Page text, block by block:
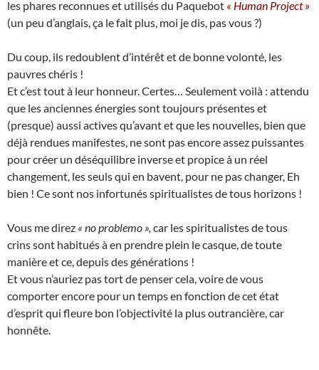
les phares reconnues et utilisés du Paquebot « Human Project »
(un peu d’anglais, ça le fait plus, moi je dis, pas vous ?)
Du coup, ils redoublent d’intérêt et de bonne volonté, les
pauvres chéris !
Et c’est tout à leur honneur. Certes… Seulement voilà : attendu
que les anciennes énergies sont toujours présentes et
(presque) aussi actives qu’avant et que les nouvelles, bien que
déjà rendues manifestes, ne sont pas encore assez puissantes
pour créer un déséquilibre inverse et propice à un réel
changement, les seuls qui en bavent, pour ne pas changer, Eh
bien ! Ce sont nos infortunés spiritualistes de tous horizons !
Vous me direz « no problemo », car les spiritualistes de tous
crins sont habitués à en prendre plein le casque, de toute
manière et ce, depuis des générations !
Et vous n’auriez pas tort de penser cela, voire de vous
comporter encore pour un temps en fonction de cet état
d’esprit qui fleure bon l’objectivité la plus outrancière, car
honnête.